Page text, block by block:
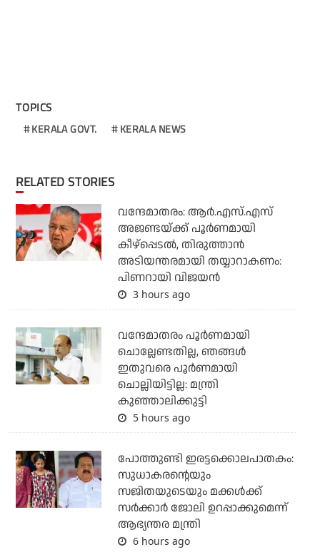
TOPICS
KERALA GOVT. KERALA NEWS
RELATED STORIES
വന്ദേമാതരം: ആര്‍.എസ്.എസ്
അജണ്ടയ്ക്ക് പൂര്‍ണമായി
കീഴ്‌പ്പെടല്‍, തിരുത്താന്‍
അടിയന്തരമായി തയ്യാറാകണം:
പിണറായി വിജയന്‍
3 hours ago
വന്ദേമാതരം പൂര്‍ണമായി
ചൊല്ലേണ്ടതില്ല, ഞങ്ങള്‍
ഇതുവരെ പൂര്‍ണമായി
ചൊല്ലിയിട്ടില്ല: മന്ത്രി
കുഞ്ഞാലിക്കുട്ടി
5 hours ago
പോത്തുണ്ടി ഇരട്ടക്കൊലപാതകം:
സുധാകരന്റെയും
സജിതയുടെയും മക്കള്‍ക്ക്
സര്‍ക്കാര്‍ ജോലി ഉറപ്പാക്കുമെന്ന്
ആഭ്യന്തര മന്ത്രി
6 hours ago